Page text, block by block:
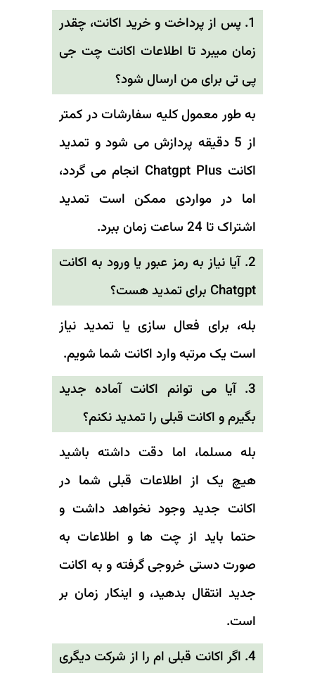
1. پس از پرداخت و خرید اکانت، چقدر
زمان میبرد تا اطلاعات اکانت چت جی
پی تی برای من ارسال شود؟
به طور معمول کلیه سفارشات در کمتر
از 5 دقیقه پردازش می شود و تمدید
اکانت Chatgpt Plus انجام می گردد،
اما در مواردی ممکن است تمدید
اشتراک تا 24 ساعت زمان ببرد.
2. آیا نیاز به رمز عبور یا ورود به اکانت
Chatgpt برای تمدید هست؟
بله، برای فعال سازی یا تمدید نیاز
است یک مرتبه وارد اکانت شما شویم.
3. آیا می توانم اکانت آماده جدید
بگیرم و اکانت قبلی را تمدید نکنم؟
بله مسلما، اما دقت داشته باشید
هیچ یک از اطلاعات قبلی شما در
اکانت جدید وجود نخواهد داشت و
حتما باید از چت ها و اطلاعات به
صورت دستی خروجی گرفته و به اکانت
جدید انتقال بدهید، و اینکار زمان بر
است.
4. اگر اکانت قبلی ام را از شرکت دیگری